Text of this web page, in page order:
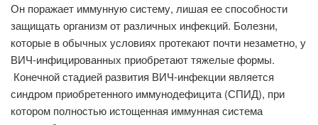
Он поражает иммунную систему, лишая ее способности
защищать организм от различных инфекций. Болезни,
которые в обычных условиях протекают почти незаметно, у
ВИЧ-инфицированных приобретают тяжелые формы.
Конечной стадией развития ВИЧ-инфекции является
синдром приобретенного иммунодефицита (СПИД), при
котором полностью истощенная иммунная система